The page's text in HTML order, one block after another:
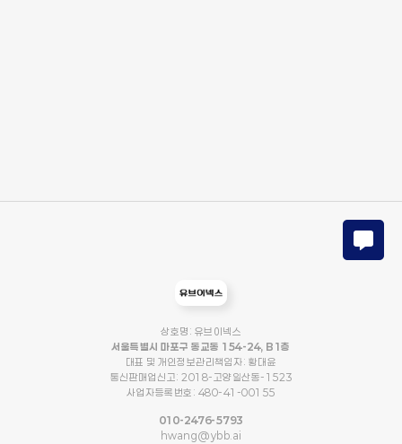
상호명: 유브이넥스
서울특별시 마포구 동교동 154-24, B1층
대표 및 개인정보관리책임자: 황대윤
통신판매업신고: 2018-고양일산동-1523
사업자등록번호: 480-41-00155
010-2476-5793
hwang@ybb.ai